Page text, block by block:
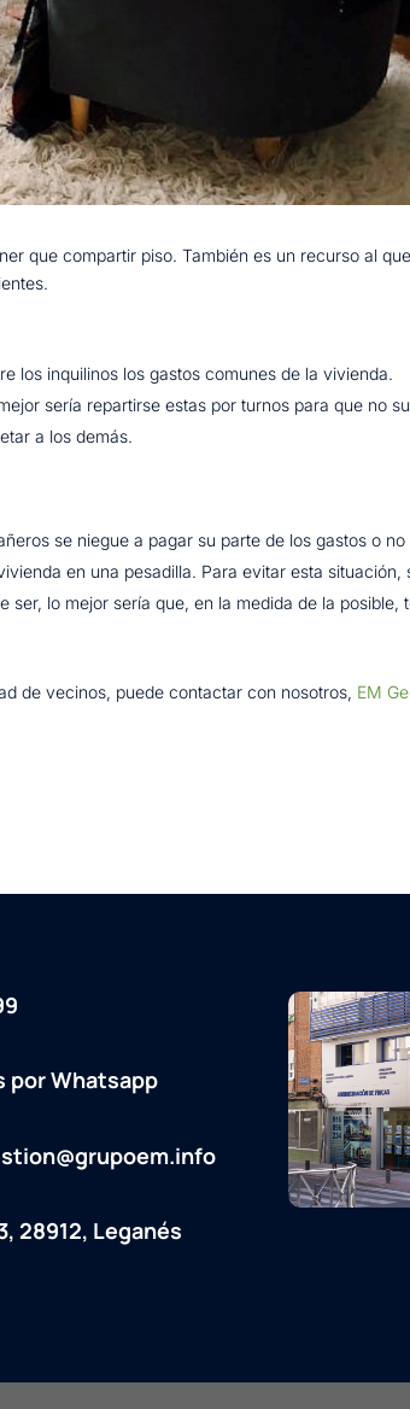
que compartir piso. También es un recurso al
los inquilinos los gastos comunes de la vivienda.
sería repartirse estas por turnos para que no
a los demás.
se niegue a pagar su parte de los gastos o
en una pesadilla. Para evitar esta
lo mejor sería que, en la medida de la posible,
de vecinos, puede contactar con nosotros, EM
por Whatsapp
28912, Leganés